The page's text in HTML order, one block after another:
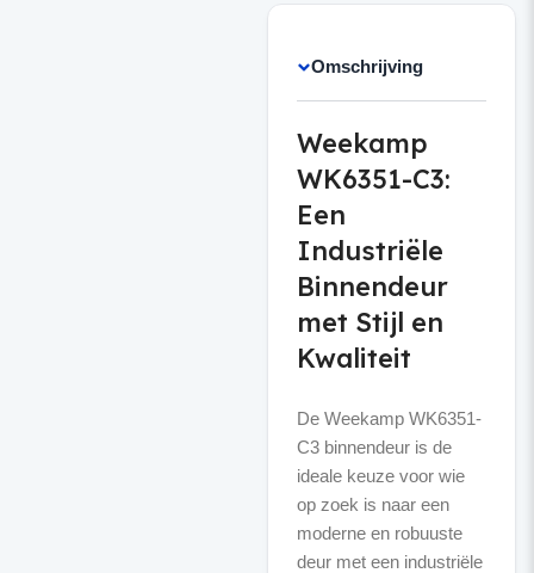
Omschrijving
Weekamp
WK6351-C3:
Een
Industriële
Binnendeur
met Stijl en
Kwaliteit
De Weekamp WK6351-
C3 binnendeur is de
ideale keuze voor wie
op zoek is naar een
moderne en robuuste
deur met een industriële